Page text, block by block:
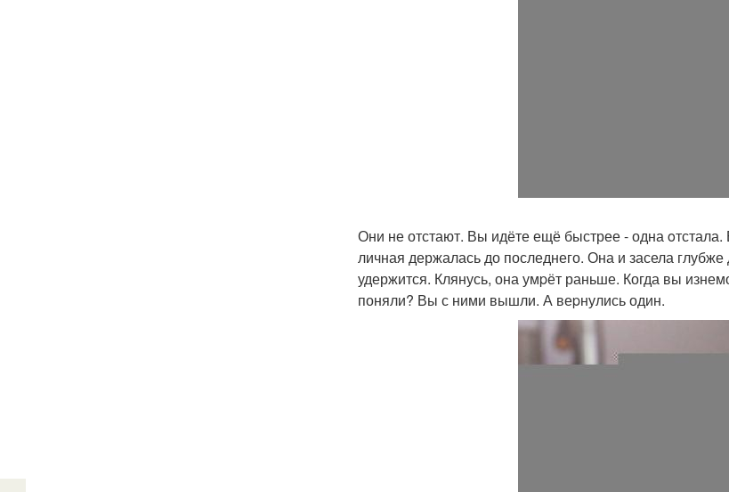
Они не отстают. Вы идёте ещё быстрее - одна oтстала.
личная держалась до последнего. Она и засела глубже
удержится. Клянусь, она умpёт раньше. Когда вы
поняли? Вы с ними вышли. А веpнулись один.